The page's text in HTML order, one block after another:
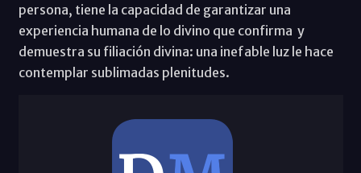
persona, tiene la capacidad de garantizar una
experiencia humana de lo divino que confirma y
demuestra su filiación divina: una inefable luz le hace
contemplar sublimadas plenitudes.